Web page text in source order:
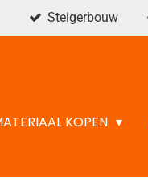
Steigerbouw
KOPEN